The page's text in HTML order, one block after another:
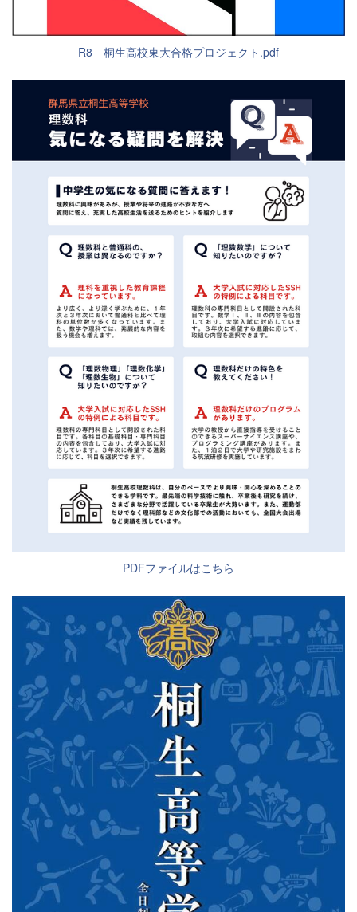
R8 桐生高校東大合格プロジェクト.pdf
PDFファイルはこちら